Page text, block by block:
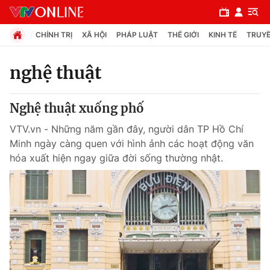
Chuyên mục
Xã hội
Pháp luật
Y tế
Thế giới
CHÍNH TRỊ XÃ HỘI PHÁP LUẬT THẾ GIỚI KINH TẾ
nghệ thuật
Nghệ thuật xuống phố
VTV.vn - Những năm gần đây, người dân TP Hồ Chí
Minh ngày càng quen với hình ảnh các hoạt động văn
hóa xuất hiện ngay giữa đời sống thường nhật.